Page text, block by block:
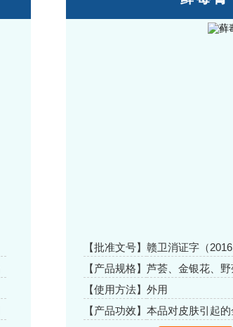
【批准文号】 赣卫消证字（
【产品规格】 芦荟、金银花、
质。
【使用方法】 外用
【产品功效】